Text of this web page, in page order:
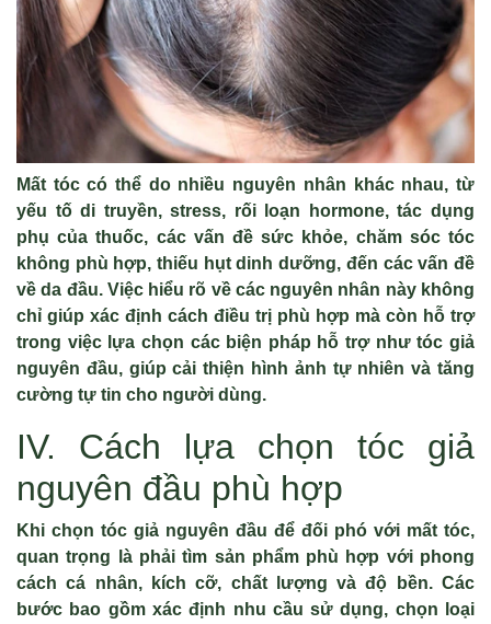
Mất tóc có thể do nhiều nguyên nhân khác nhau, từ
yếu tố di truyền, stress, rối loạn hormone, tác dụng
phụ của thuốc, các vấn đề sức khỏe, chăm sóc tóc
không phù hợp, thiếu hụt dinh dưỡng, đến các vấn đề
về da đầu. Việc hiểu rõ về các nguyên nhân này không
chỉ giúp xác định cách điều trị phù hợp mà còn hỗ trợ
trong việc lựa chọn các biện pháp hỗ trợ như tóc giả
nguyên đầu, giúp cải thiện hình ảnh tự nhiên và tăng
cường tự tin cho người dùng.
IV. Cách lựa chọn tóc giả
nguyên đầu phù hợp
Khi chọn tóc giả nguyên đầu để đối phó với mất tóc,
quan trọng là phải tìm sản phẩm phù hợp với phong
cách cá nhân, kích cỡ, chất lượng và độ bền. Các
bước bao gồm xác định nhu cầu sử dụng, chọn loại